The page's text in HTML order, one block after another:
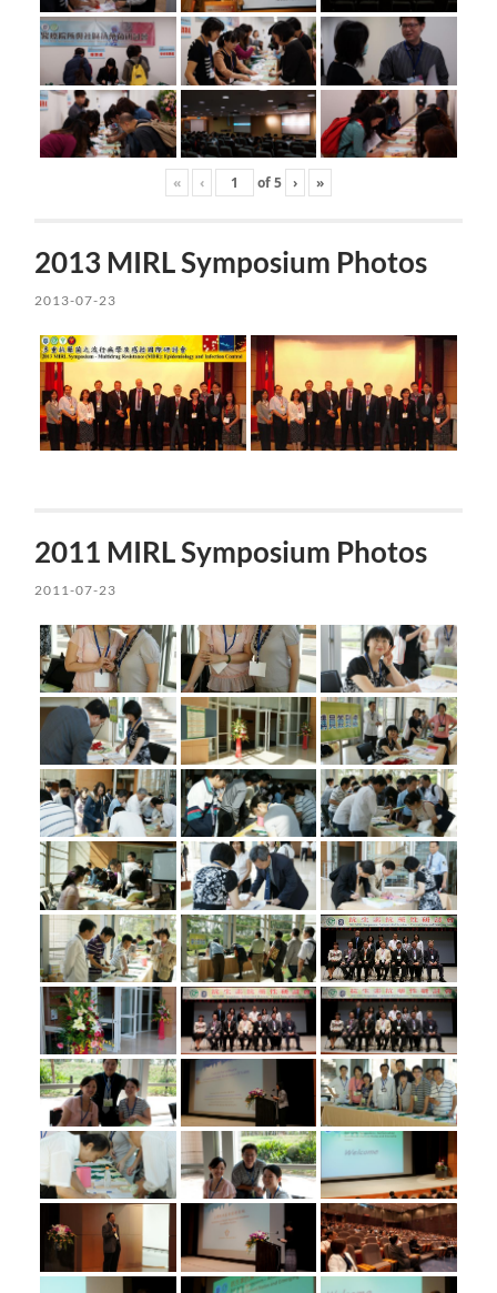
« ‹ of5 › »
2013 MIRL Symposium Photos
2013-07-23
2011 MIRL Symposium Photos
2011-07-23